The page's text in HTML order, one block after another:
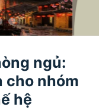
ngủ:
cho nhóm
hệ